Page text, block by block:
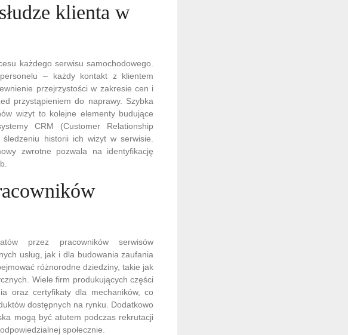
klienta w
każdego serwisu samochodowego.
– każdy kontakt z klientem
przejrzystości w zakresie cen i
przystąpieniem do naprawy. Szybka
wizyt to kolejne elementy budujące
CRM (Customer Relationship
historii ich wizyt w serwisie.
zwrotne pozwala na identyfikację
przez pracowników serwisów
usług, jak i dla budowania zaufania
różnorodne dziedziny, takie jak
Wiele firm produkujących części
oraz certyfikaty dla mechaników, co
dostępnych na rynku. Dodatkowo
mogą być atutem podczas rekrutacji
społecznie.